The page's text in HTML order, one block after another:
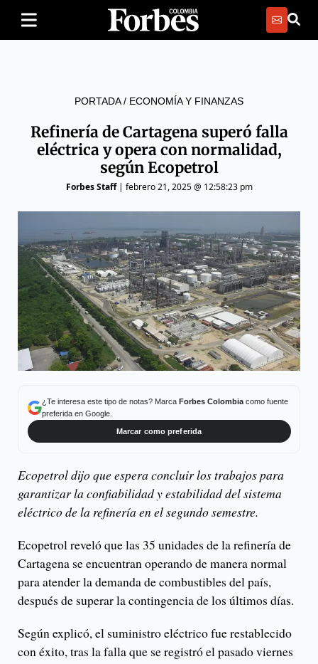
PORTADA/ ECONOMÍA Y FINANZAS
Refinería de Cartagena superó falla
eléctrica y opera con normalidad,
según Ecopetrol
Forbes Staff| febrero 21, 2025 @ 12:58:23 pm
¿Te interesa este tipo de notas? Marca Forbes Colombiacomo fuente
preferida en Google.
Marcar como preferida
Ecopetrol dijo que espera concluir los trabajos para
garantizar la confiabilidad y estabilidad del sistema
eléctrico de la refinería en el segundo semestre.
Ecopetrol reveló que las 35 unidades de la refinería de
Cartagena se encuentran operando de manera normal
para atender la demanda de combustibles del país,
después de superar la contingencia de los últimos días.
Según explicó, el suministro eléctrico fue restablecido
con éxito, tras la falla que se registró el pasado viernes